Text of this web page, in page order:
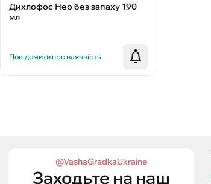
Дихлофос Нео без запаху 190
мл
Повідомити про наявність
@VashaGradkaUkraine
Заходьте на наш